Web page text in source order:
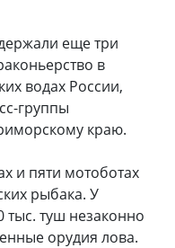
еще три
в
водах России,
группы
краю.
и пяти мотоботах
рыбака. У
тыс. туш незаконно
орудия лова.